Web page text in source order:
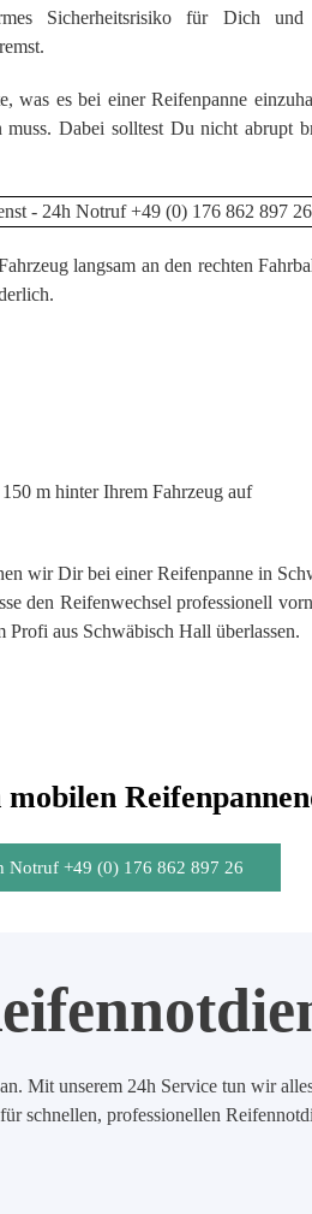
Sicherheitsrisiko für Dich und
was es bei einer Reifenpanne
Dabei solltest Du nicht abrupt
langsam an den rechten
m hinter Ihrem Fahrzeug auf
wir Dir bei einer Reifenpanne in
den Reifenwechsel professionell
aus Schwäbisch Hall überlassen.
Notruf +49 (0) 176 862 897 26
Mit unserem 24h Service tun wir
schnellen, professionellen